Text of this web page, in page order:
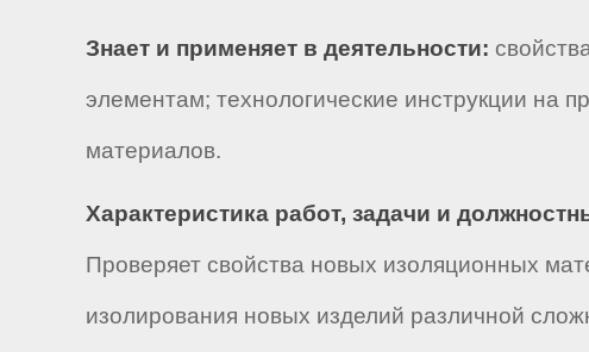
Знает и применяет в деятельности:
элементам; технологические инструкции на
материалов.
Характеристика работ, задачи и
Проверяет свойства новых изоляционных
изолирования новых изделий различной